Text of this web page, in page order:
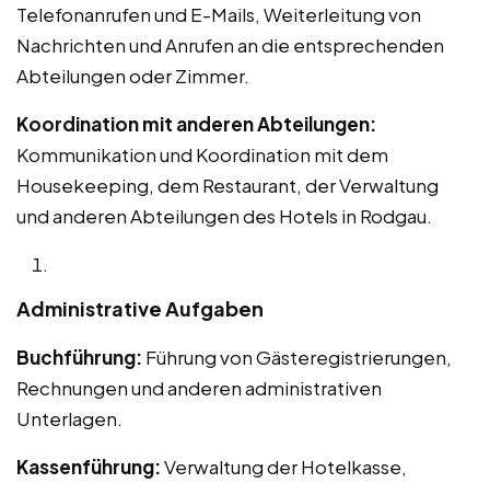
Telefonanrufen und E-Mails, Weiterleitung von
Nachrichten und Anrufen an die entsprechenden
Abteilungen oder Zimmer.
Koordination mit anderen Abteilungen:
Kommunikation und Koordination mit dem
Housekeeping, dem Restaurant, der Verwaltung
und anderen Abteilungen des Hotels in Rodgau.
Administrative Aufgaben
Buchführung: Führung von Gästeregistrierungen,
Rechnungen und anderen administrativen
Unterlagen.
Kassenführung:Verwaltung der Hotelkasse,